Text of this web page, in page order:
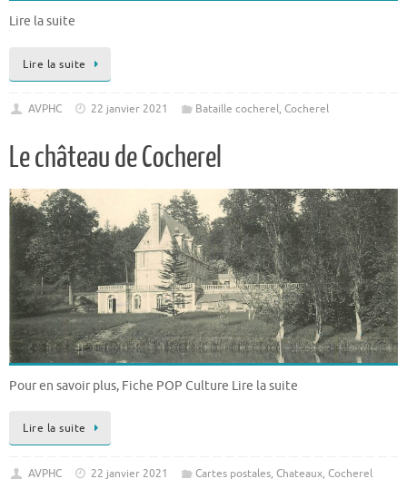
Lire la suite
Lire la suite
AVPHC 22 janvier 2021 Bataille cocherel, Cocherel
Le château de Cocherel
Pour en savoir plus, Fiche POP Culture Lire la suite
Lire la suite
AVPHC 22 janvier 2021 Cartes postales, Chateaux, Cocherel